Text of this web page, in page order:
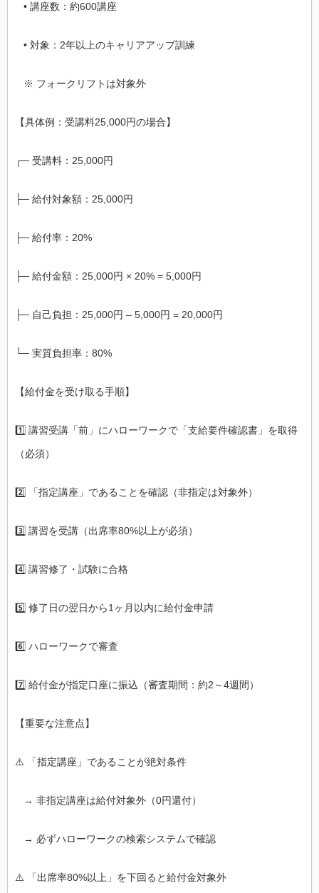
• 講座数：約600講座
• 対象：2年以上のキャリアアップ訓練
※ フォークリフトは対象外
【具体例：受講料25,000円の場合】
┌─ 受講料：25,000円
├─ 給付対象額：25,000円
├─ 給付率：20%
├─ 給付金額：25,000円 × 20% = 5,000円
├─ 自己負担：25,000円 – 5,000円 = 20,000円
└─ 実質負担率：80%
【給付金を受け取る手順】
1️⃣ 講習受講「前」にハローワークで「支給要件確認書」を取得
（必須）
2️⃣ 「指定講座」であることを確認（非指定は対象外）
3️⃣ 講習を受講（出席率80%以上が必須）
4️⃣ 講習修了・試験に合格
5️⃣ 修了日の翌日から1ヶ月以内に給付金申請
6️⃣ ハローワークで審査
7️⃣ 給付金が指定口座に振込（審査期間：約2～4週間）
【重要な注意点】
⚠️ 「指定講座」であることが絶対条件
→ 非指定講座は給付対象外（0円還付）
→ 必ずハローワークの検索システムで確認
⚠️ 「出席率80%以上」を下回ると給付金対象外